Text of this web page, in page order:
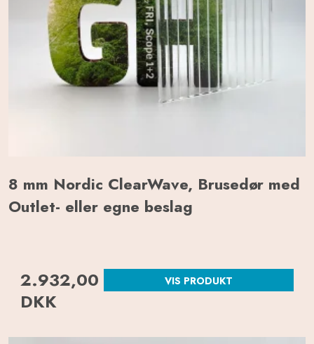
8 mm Nordic ClearWave, Brusedør med
Outlet- eller egne beslag
2.932,00
DKK
VIS PRODUKT